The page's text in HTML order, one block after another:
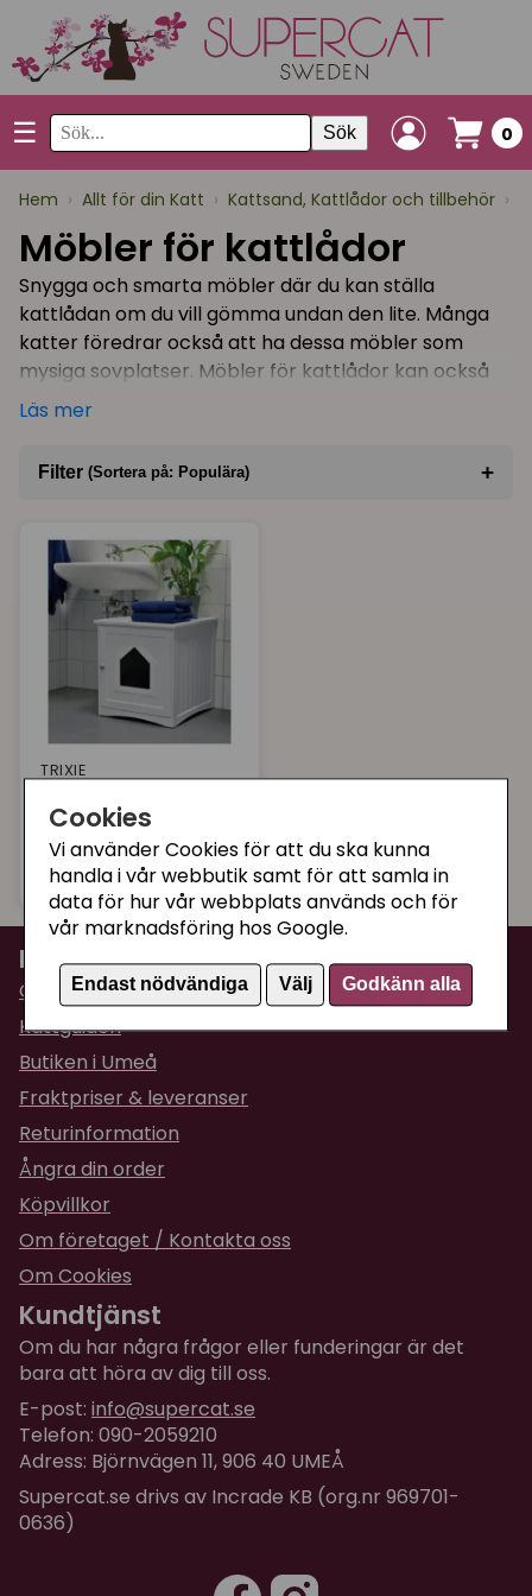
Cookies
Vi använder Cookies för att du ska kunna
handla i vår webbutik samt för att samla in
data för hur vår webbplats används och för
vår marknadsföring hos Google.
Endast nödvändiga Välj Godkänn alla
☰ Sök 0
Hem › Allt för din Katt › Kattsand, Kattlådor och tillbehör ›
Möbler för kattlådor
Snygga och smarta möbler där du kan ställa
kattlådan om du vill gömma undan den lite. Många
katter föredrar också att ha dessa möbler som
mysiga sovplatser. Möbler för kattlådor kan också
användas som bolådor för dig som föder upp katter.
trygg och ombonad plats för din kattfamilj under de
Läs mer
Filter (Sortera på: Populära) +
Varumärke
I lager
TRIXIE
Trixie
999 kr Bevaka
Information
Om Supercat
Kattguiden
Butiken i Umeå
Fraktpriser & leveranser
Returinformation
Ångra din order
Köpvillkor
Om företaget / Kontakta oss
Om Cookies
Kundtjänst
Om du har några frågor eller funderingar är det
bara att höra av dig till oss.
E-post: info@supercat.se
Telefon: 090-2059210
Adress: Björnvägen 11, 906 40 UMEÅ
Supercat.se drivs av Incrade KB (org.nr 969701-
0636)